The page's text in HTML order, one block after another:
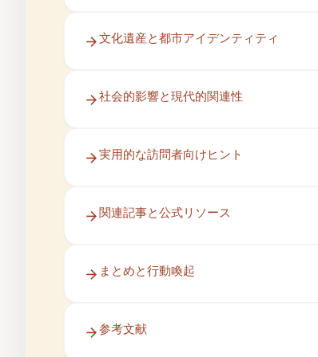
文化遺産と都市アイデンティティ
社会的影響と現代的関連性
実用的な訪問者向けヒント
関連記事と公式リソース
まとめと行動喚起
参考文献